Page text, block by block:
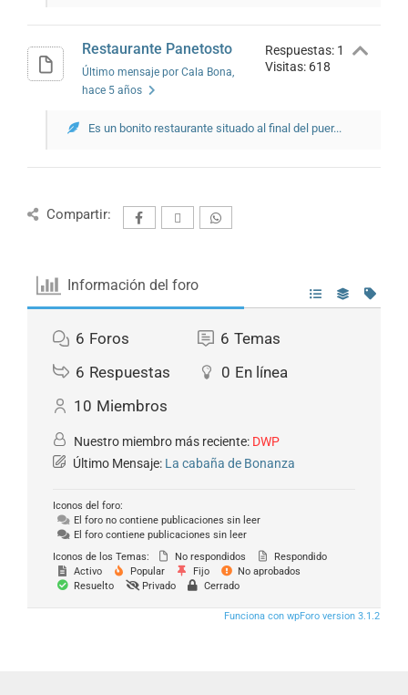
Restaurante Panetosto
Último mensaje por Cala Bona
hace 5 años
Respuestas: 1
Visitas: 618
Es un bonito restaurante situado al final del puer...
Compartir:
Información del foro
6 Foros 6 Temas
6 Respuestas 0 En línea
10 Miembros
Nuestro miembro más reciente: DWP
Último Mensaje: La cabaña de Bonanza
Iconos del foro:
El foro no contiene publicaciones sin leer
El foro contiene publicaciones sin leer
Iconos de los Temas:
No respondidos
Respondido
Activo
Popular Fijo
No aprobados
Resuelto
Privado Cerrado
Funciona con wpForo version 3.1.2